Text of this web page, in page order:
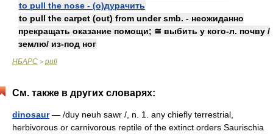
to pull the nose - (о)дурачить
to pull the carpet (out) from under smb. - неожиданно
прекращать оказание помощи; ≅ выбить у кого-л. почву /
землю/ из-под ног
НБАРС > pull
См. также в других словарях:
dinosaur— /duy neuh sawr /, n. 1. any chiefly terrestrial,
herbivorous or carnivorous reptile of the extinct orders Saurischia